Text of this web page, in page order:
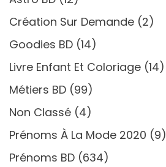
Création Sur Demande (2)
Goodies BD (14)
Livre Enfant Et Coloriage (14)
Métiers BD (99)
Non Classé (4)
Prénoms À La Mode 2020 (9)
Prénoms BD (634)